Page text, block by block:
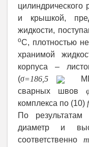
и крышкой,
жидкости,
оС, плотностью
хранимой
корпуса –
(σ=186,5
сварных швов
комплекса по (10) f
По результатам
диаметр и
соответственноm